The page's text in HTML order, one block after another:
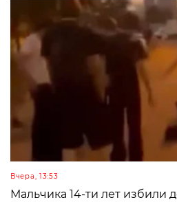
Вчера, 13:53
Мальчика 14-ти лет избили